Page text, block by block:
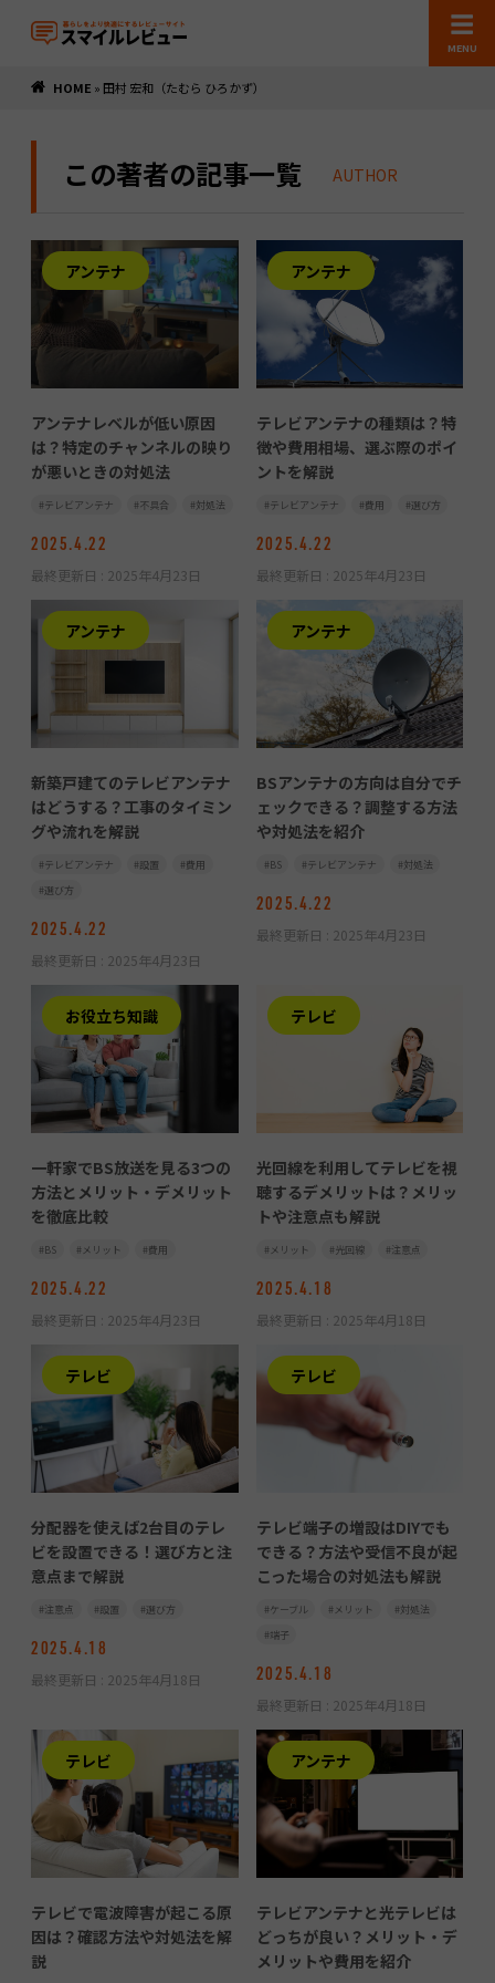
MENU
HOME » 田村 宏和（たむら ひろかず）
この著者の記事一覧 AUTHOR
アンテナ
アンテナレベルが低い原因
は？特定のチャンネルの映り
が悪いときの対処法
テレビアンテナ 不具合 対処法
2025.4.22
最終更新日 : 2025年4月23日
アンテナ
テレビアンテナの種類は？特
徴や費用相場、選ぶ際のポイ
ントを解説
テレビアンテナ 費用 選び方
2025.4.22
最終更新日 : 2025年4月23日
アンテナ
新築戸建てのテレビアンテナ
はどうする？工事のタイミン
グや流れを解説
テレビアンテナ 設置
費用
選び方
2025.4.22
最終更新日 : 2025年4月23日
アンテナ
BSアンテナの方向は自分でチ
ェックできる？調整する方法
や対処法を紹介
BS テレビアンテナ 対処法
2025.4.22
最終更新日 : 2025年4月23日
お役立ち知識
一軒家でBS放送を見る3つの
方法とメリット・デメリット
を徹底比較
BS メリット 費用
2025.4.22
最終更新日 : 2025年4月23日
テレビ
光回線を利用してテレビを視
聴するデメリットは？メリッ
トや注意点も解説
メリット 光回線 注意点
2025.4.18
最終更新日 : 2025年4月18日
テレビ
分配器を使えば2台目のテレ
ビを設置できる！選び方と注
意点まで解説
注意点 設置 選び方
2025.4.18
最終更新日 : 2025年4月18日
テレビ
テレビ端子の増設はDIYでも
できる？方法や受信不良が起
こった場合の対処法も解説
ケーブル メリット
対処法
端子
2025.4.18
最終更新日 : 2025年4月18日
テレビ
テレビで電波障害が起こる原
因は？確認方法や対処法を解
説
アンテナ
テレビアンテナと光テレビは
どっちが良い？メリット・デ
メリットや費用を紹介